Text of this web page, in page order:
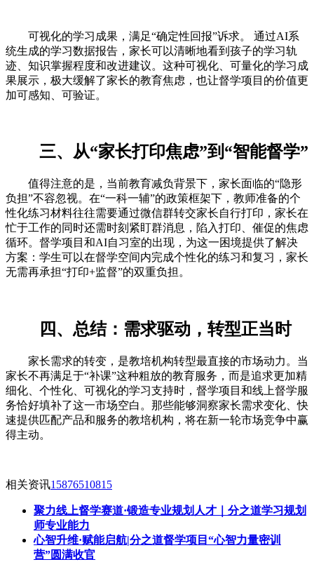
可视化的学习成果，满足“确定性回报”诉求。 通过AI系
统生成的学习数据报告，家长可以清晰地看到孩子的学习轨
迹、知识掌握程度和改进建议。这种可视化、可量化的学习成
果展示，极大缓解了家长的教育焦虑，也让督学项目的价值更
加可感知、可验证。
三、从“家长打印焦虑”到“智能督学”
值得注意的是，当前教育减负背景下，家长面临的“隐形
负担”不容忽视。在“一科一辅”的政策框架下，教师准备的个
性化练习材料往往需要通过微信群转交家长自行打印，家长在
忙于工作的同时还需时刻紧盯群消息，陷入打印、催促的焦虑
循环。督学项目和AI自习室的出现，为这一困境提供了解决
方案：学生可以在督学空间内完成个性化的练习和复习，家长
无需再承担“打印+监督”的双重负担。
四、总结：需求驱动，转型正当时
家长需求的转变，是教培机构转型最直接的市场动力。当
家长不再满足于“补课”这种粗放的教育服务，而是追求更加精
细化、个性化、可视化的学习支持时，督学项目和线上督学服
务恰好填补了这一市场空白。那些能够洞察家长需求变化、快
速提供匹配产品和服务的教培机构，将在新一轮市场竞争中赢
得主动。
相关资讯15876510815
聚力线上督学赛道·锻造专业规划人才｜分之道学习规划
师专业能力
心智升维·赋能启航|分之道督学项目“心智力量密训
营”圆满收官